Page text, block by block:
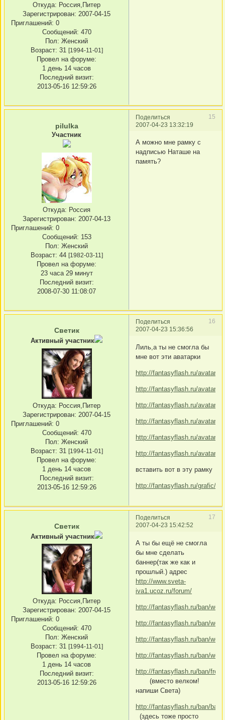
Откуда: Россия,Питер
Зарегистрирован: 2007-04-15
Приглашений: 0
Сообщений: 470
Пол: Женский
Возраст: 31 [1994-11-01]
Провел на форуме:
1 день 14 часов
Последний визит:
2013-05-16 12:59:26
Поделиться
15
2007-04-23 13:32:19
pilulka
Участник
Откуда: Россия
Зарегистрирован: 2007-04-13
Приглашений: 0
Сообщений: 153
Пол: Женский
Возраст: 44 [1982-03-11]
Провел на форуме:
23 часа 29 минут
Последний визит:
2008-07-30 11:08:07
А можно мне рамку с
надписью Наташе на
память?
Поделиться
16
2007-04-23 15:36:56
Светик
Активный участник
Откуда: Россия,Питер
Зарегистрирован: 2007-04-15
Приглашений: 0
Сообщений: 470
Пол: Женский
Возраст: 31 [1994-11-01]
Провел на форуме:
1 день 14 часов
Последний визит:
2013-05-16 12:59:26
Лиль,а ты не смогла бы
мне вот эти аватарки
http://fantasyflash.ru/avatar/
http://fantasyflash.ru/avatar/
http://fantasyflash.ru/avatar/
http://fantasyflash.ru/avatar/
http://fantasyflash.ru/avatar/
http://fantasyflash.ru/avatar/
вставить вот в эту рамку
http://fantasyflash.ru/grafic/
Поделиться
17
2007-04-23 15:42:52
Светик
Активный участник
Откуда: Россия,Питер
Зарегистрирован: 2007-04-15
Приглашений: 0
Сообщений: 470
Пол: Женский
Возраст: 31 [1994-11-01]
Провел на форуме:
1 день 14 часов
Последний визит:
2013-05-16 12:59:26
А ты бы ещё не смогла
бы мне сделать
баннер(так же как и
прошлый.) адрес
http://www.sveta-
iva1.ucoz.ru/forum/
http://fantasyflash.ru/ban/
http://fantasyflash.ru/ban/
http://fantasyflash.ru/ban/
http://fantasyflash.ru/ban/
http://fantasyflash.ru/ban/free/
(вместо велком!
напиши Света)
http://fantasyflash.ru/ban/ban/
(здесь тоже просто